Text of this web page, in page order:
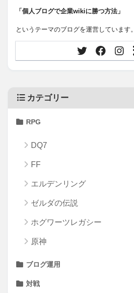
「個人ブログで企業wikiに勝つ方法」
というテーマのブログを運営しています。
カテゴリー
RPG
DQ7
FF
エルデンリング
ゼルダの伝説
ホグワーツレガシー
原神
ブログ運用
対戦